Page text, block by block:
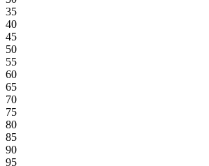
35
40
45
50
55
60
65
70
75
80
85
90
95